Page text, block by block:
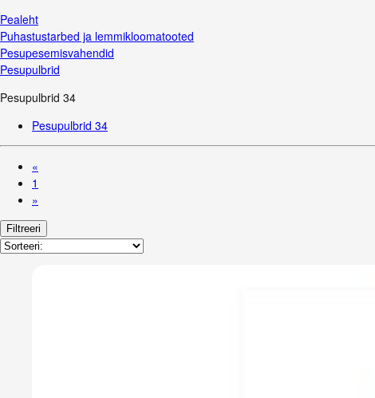
Pealeht
Puhastustarbed ja lemmikloomatooted
Pesupesemisvahendid
Pesupulbrid
Pesupulbrid 34
Pesupulbrid 34
«
1
»
Filtreeri